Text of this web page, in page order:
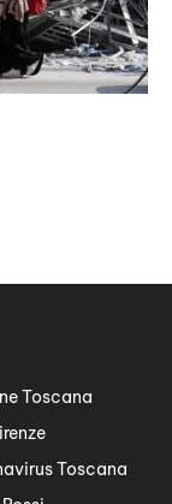
Toscana
Toscana